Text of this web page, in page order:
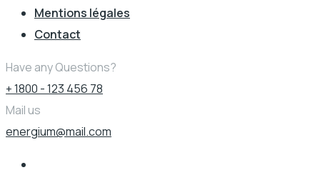
Mentions légales
Contact
Have any Questions?
+ 1800 - 123 456 78
Mail us
energium@mail.com